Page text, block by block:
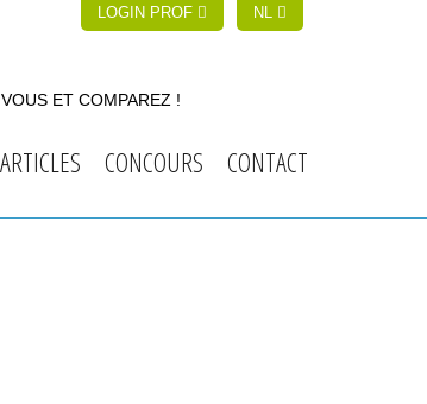
LOGIN PROF NL
ET COMPAREZ !
ARTICLES CONCOURS CONTACT